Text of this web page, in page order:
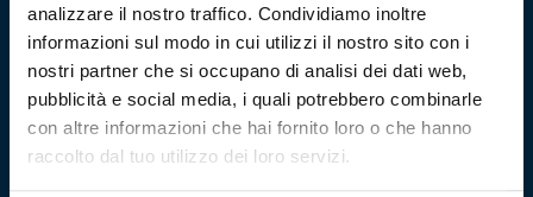
analizzare il nostro traffico. Condividiamo inoltre
informazioni sul modo in cui utilizzi il nostro sito con i
nostri partner che si occupano di analisi dei dati web,
pubblicità e social media, i quali potrebbero combinarle
con altre informazioni che hai fornito loro o che hanno
raccolto dal tuo utilizzo dei loro servizi.
Fondazione Genoa 1893 ETS
Via al Porto Antico 4 | 16128 Genova
info@fondazionegenoa.com
+39 3402800268